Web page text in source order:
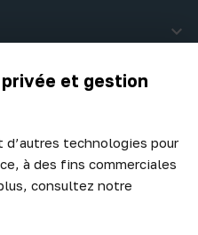
et gestion
technologies pour
à des fins commerciales
consultez notre

informé de nos meilleurs
arrivages.